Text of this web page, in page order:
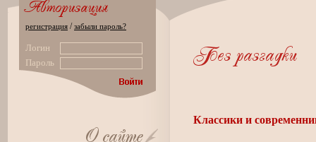
регистрация /забыли пароль?
Логин
Пароль
Классики и